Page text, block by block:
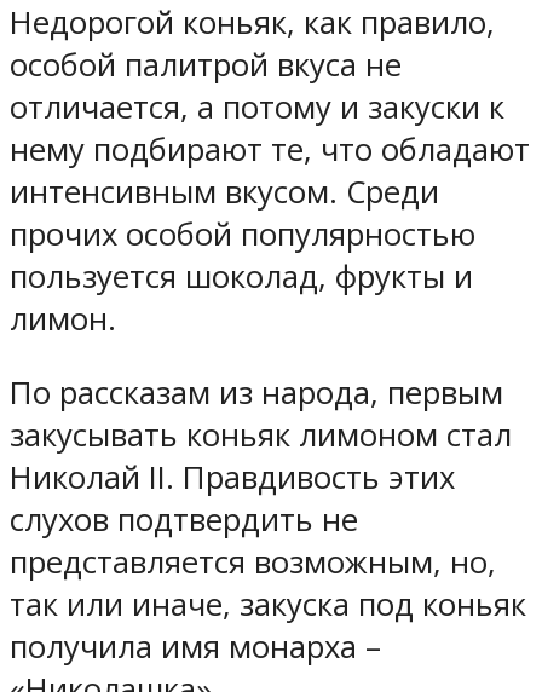
Недорогой коньяк, как правило,
особой палитрой вкуса не
отличается, а потому и закуски к
нему подбирают те, что обладают
интенсивным вкусом. Среди
прочих особой популярностью
пользуется шоколад, фрукты и
лимон.
По рассказам из народа, первым
закусывать коньяк лимоном стал
Николай II. Правдивость этих
слухов подтвердить не
представляется возможным, но,
так или иначе, закуска под коньяк
получила имя монарха –